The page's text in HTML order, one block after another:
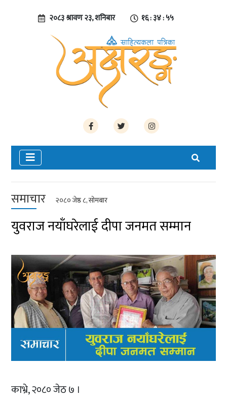
२०८३ श्रावण २३, शनिबार १६ : ३४ : ५५
समाचार २०८० जेष्ठ ८, सोमबार
युवराज नयाँघरेलाई दीपा जनमत सम्मान
काभ्रे, २०८० जेठ ७ ।